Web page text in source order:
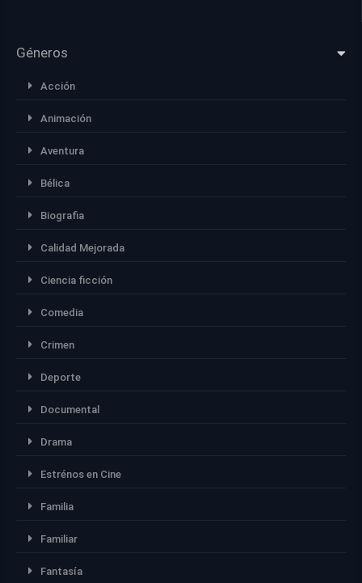
Géneros
Acción
Animación
Aventura
Bélica
Biografia
Calidad Mejorada
Ciencia ficción
Comedia
Crimen
Deporte
Documental
Drama
Estrénos en Cine
Familia
Familiar
Fantasía